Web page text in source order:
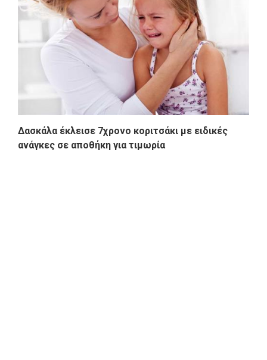
Δασκάλα έκλεισε 7χρονο κοριτσάκι με ειδικές
ανάγκες σε αποθήκη για τιμωρία